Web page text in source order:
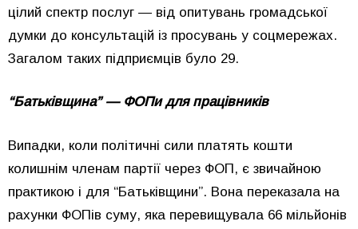
цілий спектр послуг — від опитувань громадської
думки до консультацій із просувань у соцмережах.
Загалом таких підприємців було 29.
“Батьківщина” — ФОПи для працівників
Випадки, коли політичні сили платять кошти
колишнім членам партії через ФОП, є звичайною
практикою і для “Батьківщини”. Вона переказала на
рахунки ФОПів суму, яка перевищувала 66 мільйонів